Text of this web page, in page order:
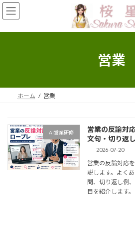
Skip
to
the
Skip
to
the
営業
ホーム 営業
AI営業研修
営業の反論対
文句・切り返
2026-07-20
営業の反論対応
説します。よく
問、切り返し例
目を紹介します。